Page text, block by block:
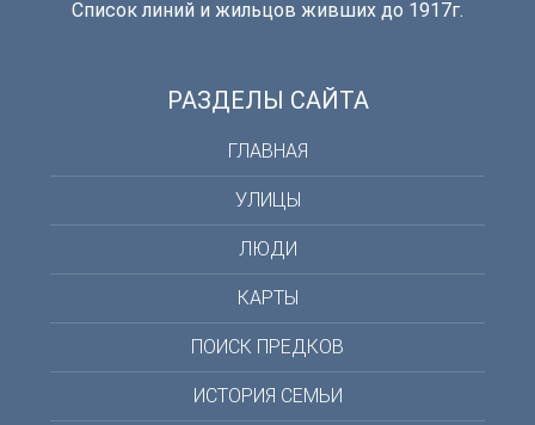
Список линий и жильцов живших до 1917г.
РАЗДЕЛЫ САЙТА
ГЛАВНАЯ
УЛИЦЫ
ЛЮДИ
КАРТЫ
ПОИСК ПРЕДКОВ
ИСТОРИЯ СЕМЬИ